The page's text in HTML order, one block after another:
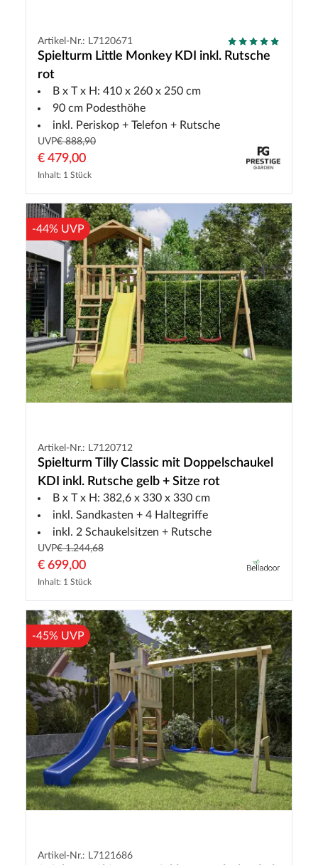
Artikel-Nr.: L7120671
Spielturm Little Monkey KDI inkl. Rutsche
rot
B x T x H: 410 x 260 x 250 cm
90 cm Podesthöhe
inkl. Periskop + Telefon + Rutsche
UVP€ 888,90
€ 479,00
Inhalt: 1 Stück
-44% UVP
Artikel-Nr.: L7120712
Spielturm Tilly Classic mit Doppelschaukel
KDI inkl. Rutsche gelb + Sitze rot
B x T x H: 382,6 x 330 x 330 cm
inkl. Sandkasten + 4 Haltegriffe
inkl. 2 Schaukelsitzen + Rutsche
UVP€ 1.244,68
€ 699,00
Inhalt: 1 Stück
-45% UVP
Artikel-Nr.: L7121686